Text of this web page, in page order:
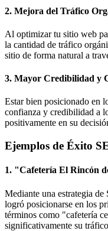
2. Mejora del Tráfico
Al optimizar tu sitio web
la cantidad de tráfico
sitio de forma natural a
3. Mayor Credibilidad y
Estar bien posicionado en
confianza y credibilidad a
positivamente en su
Ejemplos de Éxito
1. "Cafetería El Rincón
Mediante una estrategia de
logró posicionarse en los
términos como "cafetería
significativamente su